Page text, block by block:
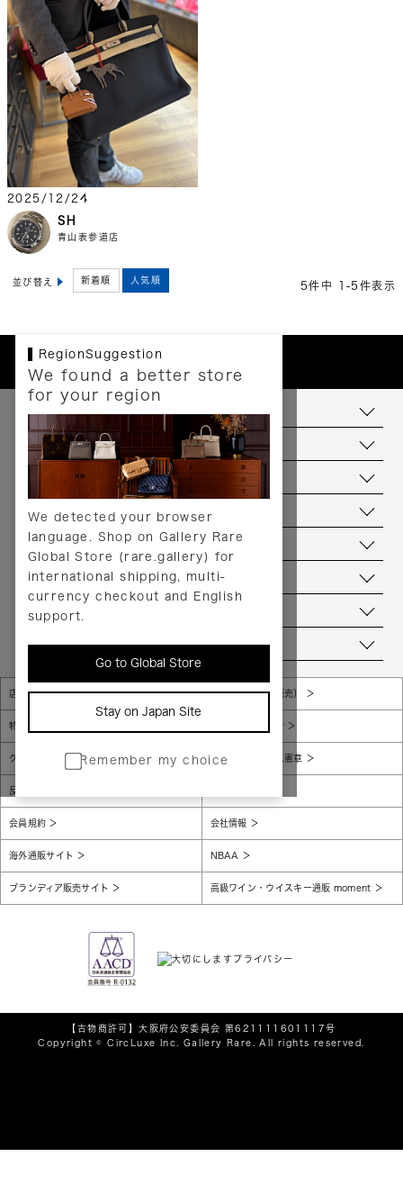
2025/12/24
SH
青山表参道店
並び替え 新着順 人気順 5件中 1 -5 件表示
RegionSuggestion
We found a better store
for your region
We detected your browser
language. Shop on Gallery Rare
Global Store (rare.gallery) for
international shipping, multi-
currency checkout and English
support.
Go to Global Store
Stay on Japan Site
Remember my choice
お支払いについて
配送について
送料について
返品について
サービス
ヘルプ
お問い合わせ
当店について
店舗一覧 販売規約（店頭販売）
特定商取引法に基づく表示 個人情報保護方針
グローバルプライバシーポリシー コンプライアンス憲章
反社会的勢力に対する基本方針
会員規約 会社情報
海外通販サイト NBAA
ブランディア販売サイト 高級ワイン・ウイスキー通販 moment
【古物商許可】大阪府公安委員会 第621111601117号
Copyright © CircLuxe Inc. Gallery Rare. All rights reserved.